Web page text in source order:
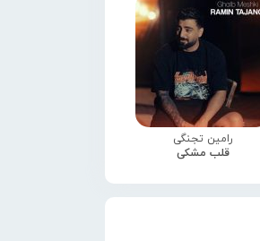
رامین تجنگی
قلب مشکی